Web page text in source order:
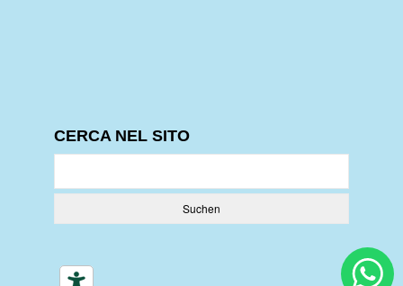
CERCA NEL SITO